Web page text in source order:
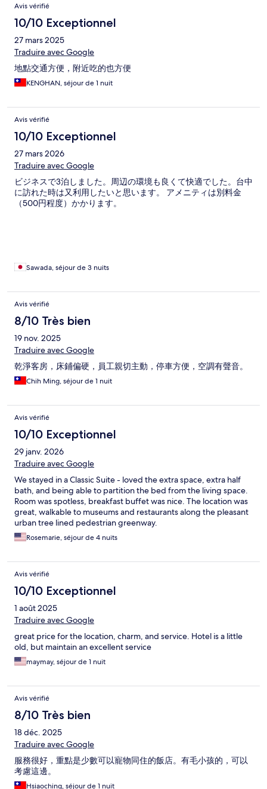
Avis vérifié
10/10 Exceptionnel
27 mars 2025
Traduire avec Google
地點交通方便，附近吃的也方便
KENGHAN, séjour de 1 nuit
Avis vérifié
10/10 Exceptionnel
27 mars 2026
Traduire avec Google
ビジネスで3泊しました。周辺の環境も良くて快適でした。台中
に訪れた時は又利用したいと思います。 アメニティは別料金
（500円程度）かかります。
Sawada, séjour de 3 nuits
Avis vérifié
8/10 Très bien
19 nov. 2025
Traduire avec Google
乾淨客房，床鋪偏硬，員工親切主動，停車方便，空調有聲音。
Chih Ming, séjour de 1 nuit
Avis vérifié
10/10 Exceptionnel
29 janv. 2026
Traduire avec Google
We stayed in a Classic Suite - loved the extra space, extra half
bath, and being able to partition the bed from the living space.
Room was spotless, breakfast buffet was nice. The location was
great, walkable to museums and restaurants along the pleasant
urban tree lined pedestrian greenway.
Rosemarie, séjour de 4 nuits
Avis vérifié
10/10 Exceptionnel
1 août 2025
Traduire avec Google
great price for the location, charm, and service. Hotel is a little
old, but maintain an excellent service
maymay, séjour de 1 nuit
Avis vérifié
8/10 Très bien
18 déc. 2025
Traduire avec Google
服務很好，重點是少數可以寵物同住的飯店。有毛小孩的，可以
考慮這邊。
Hsiaoching, séjour de 1 nuit